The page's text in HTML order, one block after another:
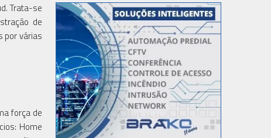
Trata-se
de
por várias
força de
Home